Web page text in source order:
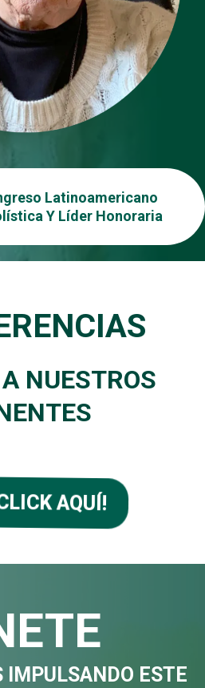
Latinoamericano
Y Líder Honoraria
NUESTROS
AQUÍ!
IMPULSANDO ESTE